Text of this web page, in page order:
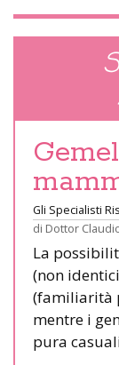
Gli Specialisti
di Dottor
La
(non
(familiarità
mentre i
pura